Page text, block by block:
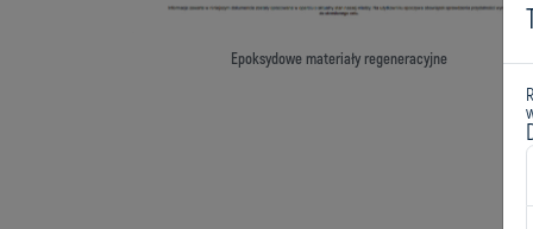
Epoksydowe materiały regeneracyjne